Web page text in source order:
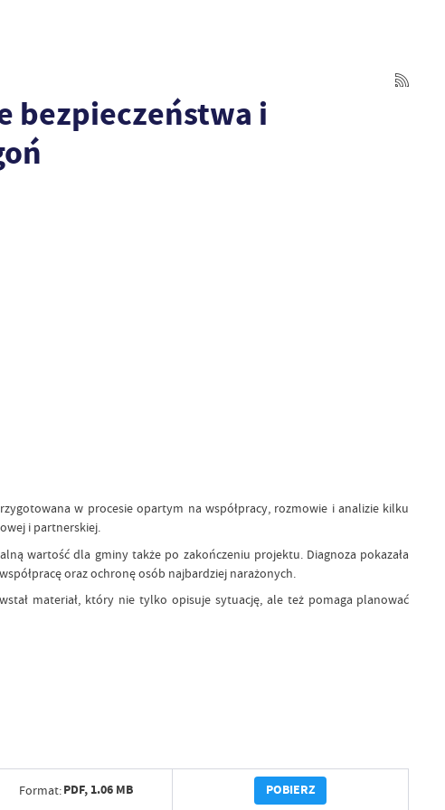
bezpieczeństwa i
w procesie opartym na współpracy, rozmowie i analizie kilku
i partnerskiej.
wartość dla gminy także po zakończeniu projektu. Diagnoza pokazała
oraz ochronę osób najbardziej narażonych.
materiał, który nie tylko opisuje sytuację, ale też pomaga planować
Format:PDF, 1.06 MB POBIERZ